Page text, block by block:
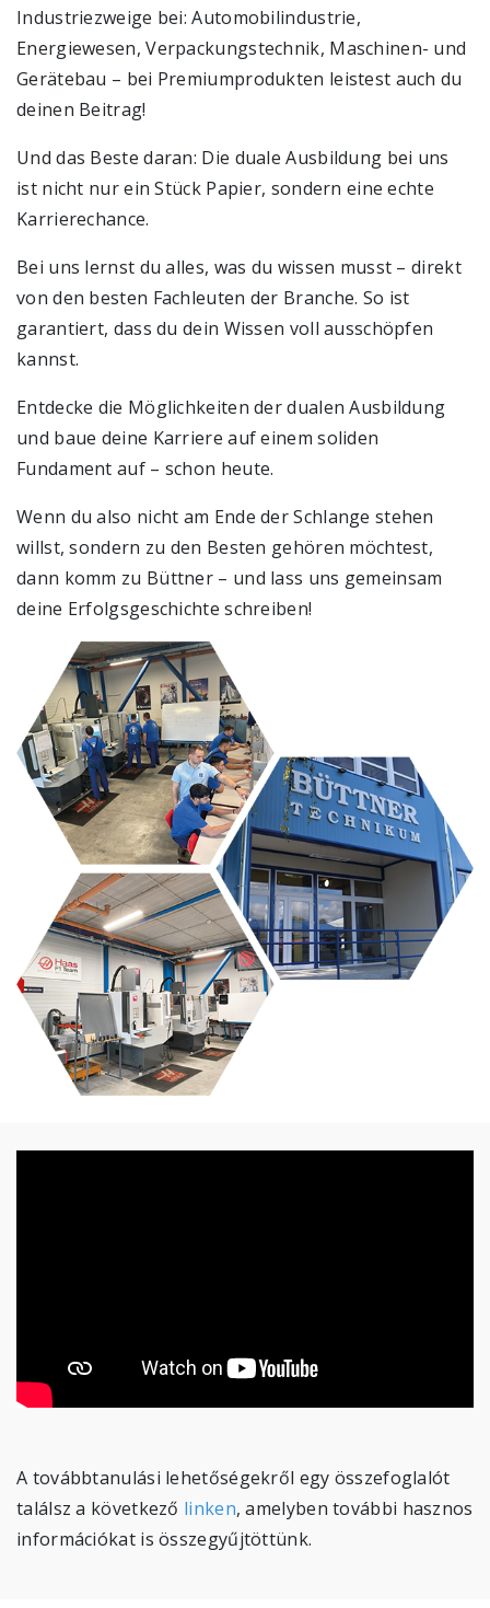
Industriezweige bei: Automobilindustrie,
Energiewesen, Verpackungstechnik, Maschinen- und
Gerätebau – bei Premiumprodukten leistest auch du
deinen Beitrag!
Und das Beste daran: Die duale Ausbildung bei uns
ist nicht nur ein Stück Papier, sondern eine echte
Karrierechance.
Bei uns lernst du alles, was du wissen musst – direkt
von den besten Fachleuten der Branche. So ist
garantiert, dass du dein Wissen voll ausschöpfen
kannst.
Entdecke die Möglichkeiten der dualen Ausbildung
und baue deine Karriere auf einem soliden
Fundament auf – schon heute.
Wenn du also nicht am Ende der Schlange stehen
willst, sondern zu den Besten gehören möchtest,
dann komm zu Büttner – und lass uns gemeinsam
deine Erfolgsgeschichte schreiben!
A továbbtanulási lehetőségekről egy összefoglalót
találsz a következő linken, amelyben további hasznos
információkat is összegyűjtöttünk.